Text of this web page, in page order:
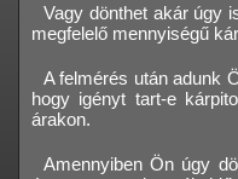
Vagy dönthet akár úgy
megfelelő mennyiségű
A felmérés után adunk
hogy igényt tart-e
árakon.
Amennyiben Ön úgy